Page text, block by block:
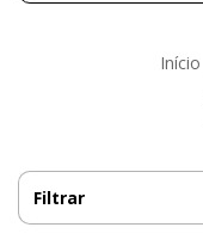
Início
Filtrar